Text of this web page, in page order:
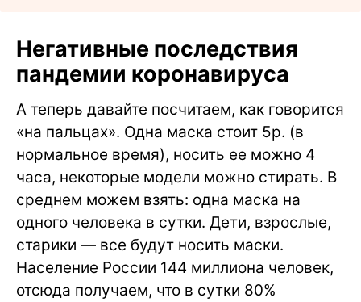
Негативные последствия
пандемии коронавируса
А теперь давайте посчитаем, как говорится
«на пальцах». Одна маска стоит 5р. (в
нормальное время), носить ее можно 4
часа, некоторые модели можно стирать. В
среднем можем взять: одна маска на
одного человека в сутки. Дети, взрослые,
старики — все будут носить маски.
Население России 144 миллиона человек,
отсюда получаем, что в сутки 80%